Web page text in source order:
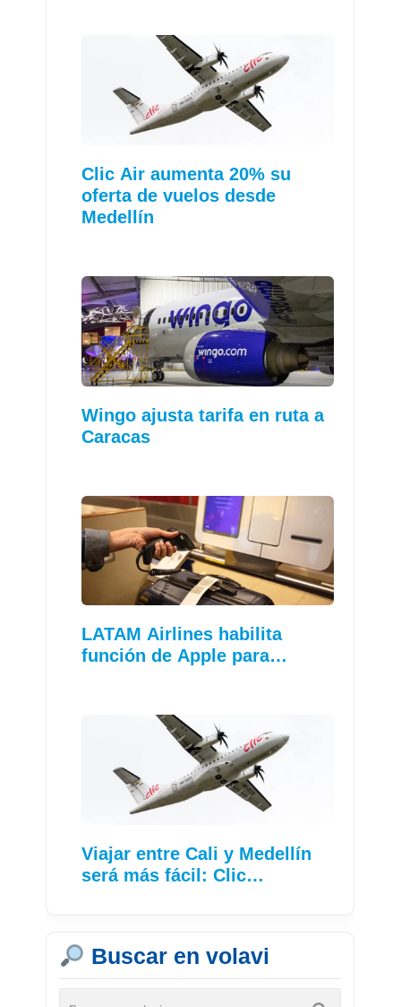
Clic Air aumenta 20% su
oferta de vuelos desde
Medellín
Wingo ajusta tarifa en ruta a
Caracas
LATAM Airlines habilita
función de Apple para…
Viajar entre Cali y Medellín
será más fácil: Clic…
Buscar en volavi